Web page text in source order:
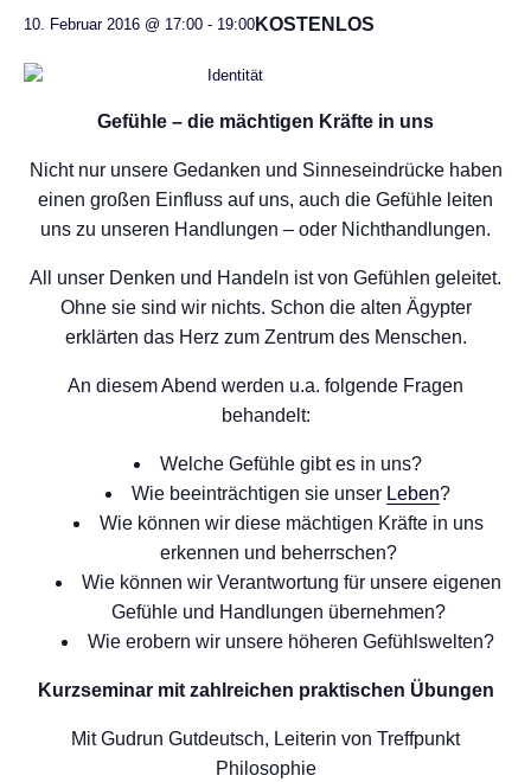
10. Februar 2016 @ 17:00 - 19:00 KOSTENLOS
Gefühle – die mächtigen Kräfte in uns
Nicht nur unsere Gedanken und Sinneseindrücke haben
einen großen Einfluss auf uns, auch die Gefühle leiten
uns zu unseren Handlungen – oder Nichthandlungen.
All unser Denken und Handeln ist von Gefühlen geleitet.
Ohne sie sind wir nichts. Schon die alten Ägypter
erklärten das Herz zum Zentrum des Menschen.
An diesem Abend werden u.a. folgende Fragen
behandelt:
Welche Gefühle gibt es in uns?
Wie beeinträchtigen sie unser Leben?
Wie können wir diese mächtigen Kräfte in uns
erkennen und beherrschen?
Wie können wir Verantwortung für unsere eigenen
Gefühle und Handlungen übernehmen?
Wie erobern wir unsere höheren Gefühlswelten?
Kurzseminar mit zahlreichen praktischen Übungen
Mit Gudrun Gutdeutsch, Leiterin von Treffpunkt
Philosophie